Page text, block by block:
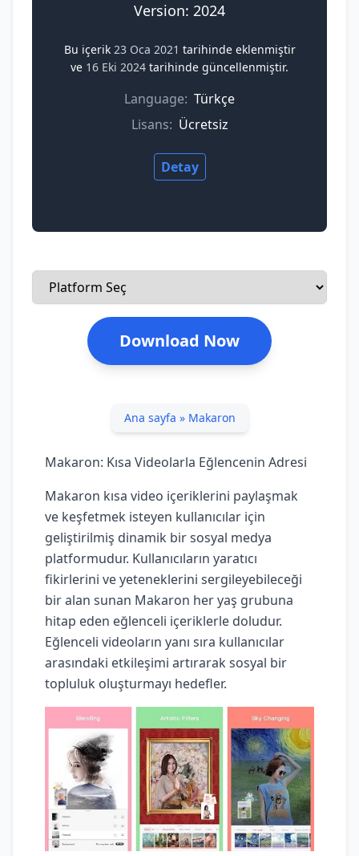
Version: 2024
Bu içerik 23 Oca 2021 tarihinde eklenmiştir
ve 16 Eki 2024 tarihinde güncellenmiştir.
Language: Türkçe
Lisans: Ücretsiz
Detay
Download Now
Ana sayfa » Makaron
Makaron: Kısa Videolarla Eğlencenin Adresi
Makaron kısa video içeriklerini paylaşmak
ve keşfetmek isteyen kullanıcılar için
geliştirilmiş dinamik bir sosyal medya
platformudur. Kullanıcıların yaratıcı
fikirlerini ve yeteneklerini sergileyebileceği
bir alan sunan Makaron her yaş grubuna
hitap eden eğlenceli içeriklerle doludur.
Eğlenceli videoların yanı sıra kullanıcılar
arasındaki etkileşimi artırarak sosyal bir
topluluk oluşturmayı hedefler.